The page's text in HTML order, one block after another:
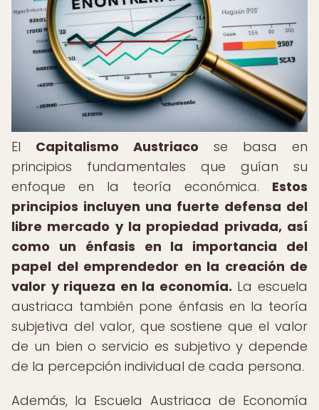
El Capitalismo Austriaco se basa en
principios fundamentales que guían su
enfoque en la teoría económica. Estos
principios incluyen una fuerte defensa del
libre mercado y la propiedad privada, así
como un énfasis en la importancia del
papel del emprendedor en la creación de
valor y riqueza en la economía. La escuela
austriaca también pone énfasis en la teoría
subjetiva del valor, que sostiene que el valor
de un bien o servicio es subjetivo y depende
de la percepción individual de cada persona.
Además, la Escuela Austriaca de Economía